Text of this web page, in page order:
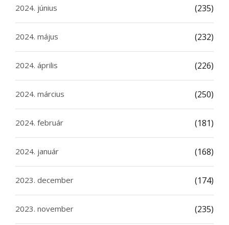
2024. június (235)
2024. május (232)
2024. április (226)
2024. március (250)
2024. február (181)
2024. január (168)
2023. december (174)
2023. november (235)